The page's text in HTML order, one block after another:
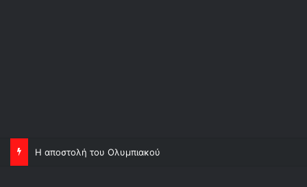
Η αποστολή του Ολυμπιακού